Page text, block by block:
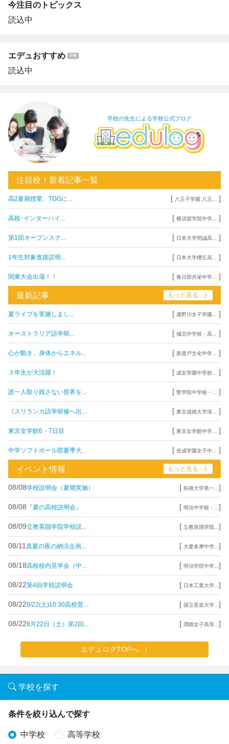
今注目のトピックス
読込中
エデュおすすめ
読込中
学校の先生による学校公式ブログ
注目校！新着記事一覧
高2夏期授業、TGGに... [ 八王子学園 八王... ]
高校･インターハイ... [ 横須賀学院中学... ]
第1回オープンスク... [ 日本大学明誠高... ]
1年生対象進路説明... [ 日本大学櫻丘高... ]
関東大会出場！！ [ 春日部共栄中学... ]
最新記事 もっと見る
夏ライブを実施しまし... [ 瀧野川女子学園... ]
オーストラリア語学研... [ 城北中学校・高... ]
心が動き、身体からエネル... [ 新渡戸文化中学... ]
３年生が大活躍！ [ 成女学園中学校... ]
誰一人取り残さない世界を... [ 聖学院中学校・... ]
《スリランカ語学研修へ出... [ 東京成徳大学深... ]
東京女学館6・7日目 [ 東京女学館中学... ]
中学ソフトボール部夏季大... [ 佼成学園女子中... ]
イベント情報 もっと見る
08/08学校説明会（夏期実施） [ 拓殖大学第一... ]
08/08 『夏の高校説明会』 [ 明法中学校・... ]
08/09立教英国学院学校説... [ 立教英国学院... ]
08/11 真夏の夜の納涼企画... [ 大妻多摩中学... ]
08/18高校校内見学会（中... [ 明治学院中学... ]
08/22第4回学校説明会 [ 日本工業大学... ]
08/228/22(土)10:30高校普... [ 国立音楽大学... ]
08/228月22日（土）第2回... [ 潤徳女子高等... ]
エデュログTOPへ
学校を探す
条件を絞り込んで探す
中学校 高等学校